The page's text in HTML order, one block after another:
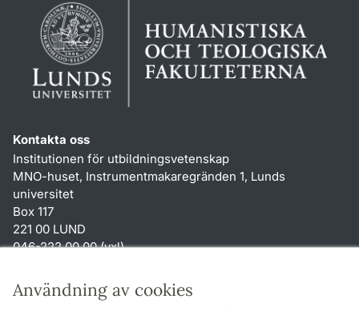
Användning av cookies
Kontakta oss
Institutionen för utbildningsvetenskap
MNO-huset, Instrumentmakaregränden 1, Lunds
universitet
Box 117
221 00 LUND
046-222 00 00 (vxl)